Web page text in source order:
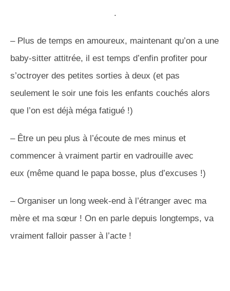
.
– Plus de temps en amoureux, maintenant qu’on a une
baby-sitter attitrée, il est temps d’enfin profiter pour
s’octroyer des petites sorties à deux (et pas
seulement le soir une fois les enfants couchés alors
que l’on est déjà méga fatigué !)
– Être un peu plus à l’écoute de mes minus et
commencer à vraiment partir en vadrouille avec
eux (même quand le papa bosse, plus d’excuses !)
– Organiser un long week-end à l’étranger avec ma
mère et ma sœur ! On en parle depuis longtemps, va
vraiment falloir passer à l’acte !